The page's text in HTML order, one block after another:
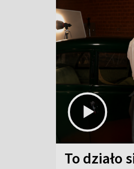
To działo